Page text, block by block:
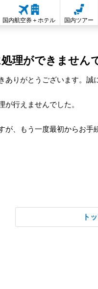
国内航空券＋ホテル 国内ツアー
理ができません
ありがとうございます。誠
が行えませんでした。
が、もう一度最初からお手
ト